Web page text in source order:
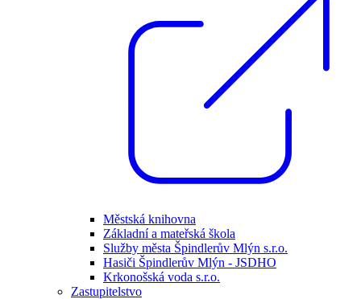
Městská knihovna
Základní a mateřská škola
Služby města Špindlerův Mlýn s.r.o.
Hasiči Špindlerův Mlýn - JSDHO
Krkonošská voda s.r.o.
Zastupitelstvo